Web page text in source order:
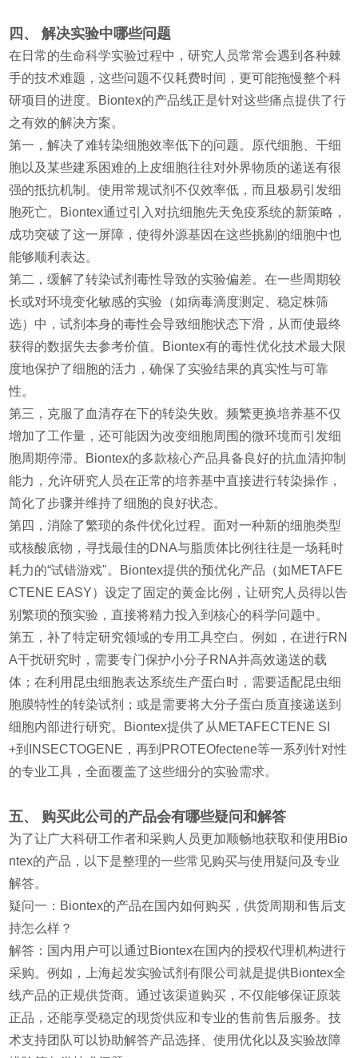
四、 解决实验中哪些问题
在日常的生命科学实验过程中，研究人员常常会遇到各种棘
手的技术难题，这些问题不仅耗费时间，更可能拖慢整个科
研项目的进度。Biontex的产品线正是针对这些痛点提供了行
之有效的解决方案。
第一，解决了难转染细胞效率低下的问题。原代细胞、干细
胞以及某些建系困难的上皮细胞往往对外界物质的递送有很
强的抵抗机制。使用常规试剂不仅效率低，而且极易引发细
胞死亡。Biontex通过引入对抗细胞先天免疫系统的新策略，
成功突破了这一屏障，使得外源基因在这些挑剔的细胞中也
能够顺利表达。
第二，缓解了转染试剂毒性导致的实验偏差。在一些周期较
长或对环境变化敏感的实验（如病毒滴度测定、稳定株筛
选）中，试剂本身的毒性会导致细胞状态下滑，从而使最终
获得的数据失去参考价值。Biontex有的毒性优化技术最大限
度地保护了细胞的活力，确保了实验结果的真实性与可靠
性。
第三，克服了血清存在下的转染失败。频繁更换培养基不仅
增加了工作量，还可能因为改变细胞周围的微环境而引发细
胞周期停滞。Biontex的多款核心产品具备良好的抗血清抑制
能力，允许研究人员在正常的培养基中直接进行转染操作，
简化了步骤并维持了细胞的良好状态。
第四，消除了繁琐的条件优化过程。面对一种新的细胞类型
或核酸底物，寻找最佳的DNA与脂质体比例往往是一场耗时
耗力的“试错游戏"。Biontex提供的预优化产品（如METAFE
CTENE EASY）设定了固定的黄金比例，让研究人员得以告
别繁琐的预实验，直接将精力投入到核心的科学问题中。
第五，补了特定研究领域的专用工具空白。例如，在进行RN
A干扰研究时，需要专门保护小分子RNA并高效递送的载
体；在利用昆虫细胞表达系统生产蛋白时，需要适配昆虫细
胞膜特性的转染试剂；或是需要将大分子蛋白质直接递送到
细胞内部进行研究。Biontex提供了从METAFECTENE SI
+到INSECTOGENE，再到PROTEOfectene等一系列针对性
的专业工具，全面覆盖了这些细分的实验需求。
五、 购买此公司的产品会有哪些疑问和解答
为了让广大科研工作者和采购人员更加顺畅地获取和使用Bio
ntex的产品，以下是整理的一些常见购买与使用疑问及专业
解答。
疑问一：Biontex的产品在国内如何购买，供货周期和售后支
持怎么样？
解答：国内用户可以通过Biontex在国内的授权代理机构进行
采购。例如，上海起发实验试剂有限公司就是提供Biontex全
线产品的正规供货商。通过该渠道购买，不仅能够保证原装
正品，还能享受稳定的现货供应和专业的售前售后服务。技
术支持团队可以协助解答产品选择、使用优化以及实验故障